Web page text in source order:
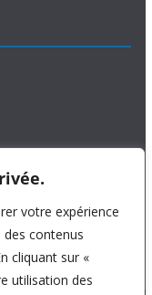
votre expérience
contenus
cliquant sur «
utilisation des